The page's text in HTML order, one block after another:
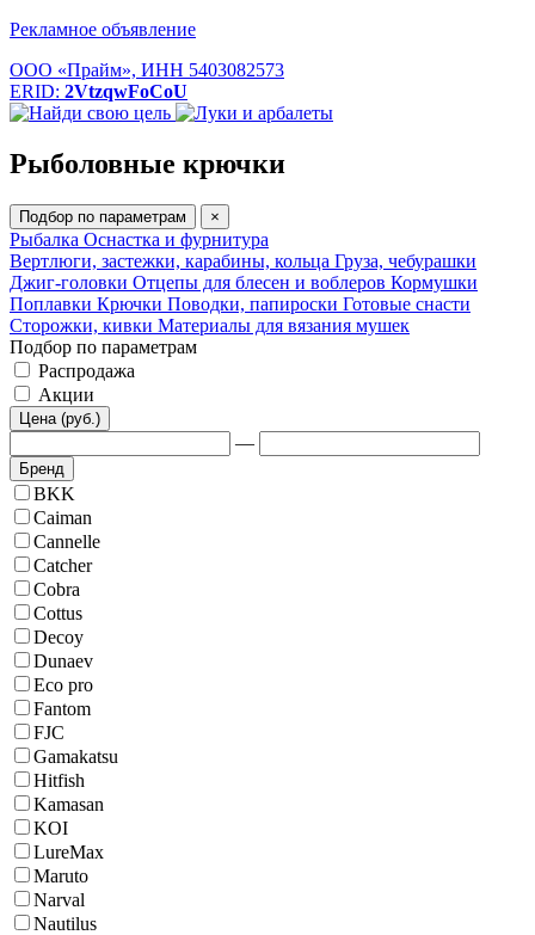
Рекламное объявление
ООО «Прайм», ИНН 5403082573
ERID: 2VtzqwFoCoU
Рыболовные крючки
Подбор по параметрам ×
Рыбалка Оснастка и фурнитура
Вертлюги, застежки, карабины, кольца Груза, чебурашки
Джиг-головки Отцепы для блесен и воблеров Кормушки
Поплавки Крючки Поводки, папироски Готовые снасти
Сторожки, кивки Материалы для вязания мушек
Подбор по параметрам
Распродажа
Акции
Цена (руб.)
—
Бренд
BKK
Caiman
Cannelle
Catcher
Cobra
Cottus
Decoy
Dunaev
Eco pro
Fantom
FJC
Gamakatsu
Hitfish
Kamasan
KOI
LureMax
Maruto
Narval
Nautilus